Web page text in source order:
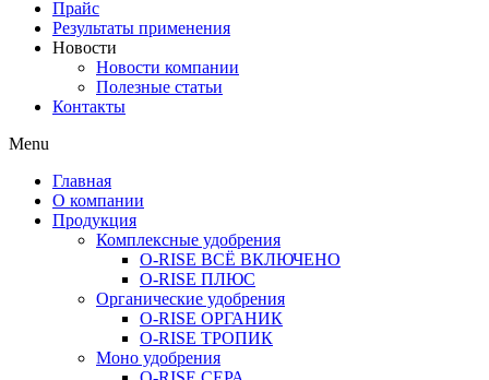
Прайс
Результаты применения
Новости
Новости компании
Полезные статьи
Контакты
Menu
Главная
О компании
Продукция
Комплексные удобрения
O-RISE ВСЁ ВКЛЮЧЕНО
O-RISE ПЛЮС
Органические удобрения
O-RISE ОРГАНИК
O-RISE ТРОПИК
Моно удобрения